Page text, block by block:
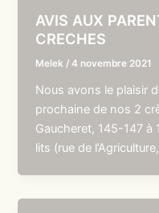
AVIS AUX
CRECHES
Melek /4 novembre 2021
Nous avons le plaisir
prochaine de nos 2
Gaucheret, 145-147 à
lits (rue de